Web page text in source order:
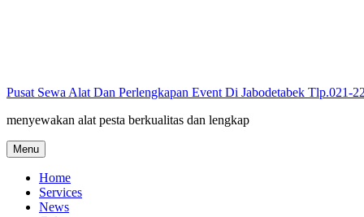
Pusat Sewa Alat Dan Perlengkapan Event Di Jabodetabek Tlp.021-
menyewakan alat pesta berkualitas dan lengkap
Menu
Home
Services
News